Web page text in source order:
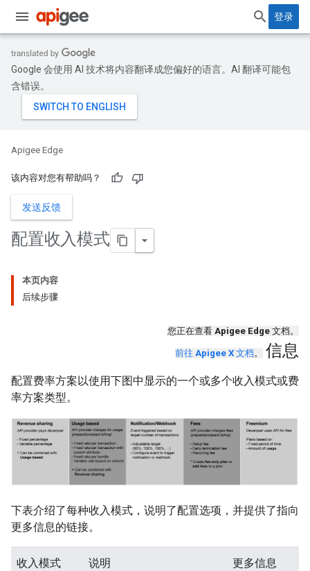
登录
Google 会使用 AI 技术将内容翻译成您偏好的语言。AI 翻译可能包
含错误。
Apigee Edge
该内容对您有帮助吗？
发送反馈
配置收入模式
本页内容
后续步骤
您正在查看 Apigee Edge 文档。
前往 Apigee X 文档。 信息
配置费率方案以使用下图中显示的一个或多个收入模式或费
率方案类型。
下表介绍了每种收入模式，说明了配置选项，并提供了指向
更多信息的链接。
收入模式 说明 更多信息